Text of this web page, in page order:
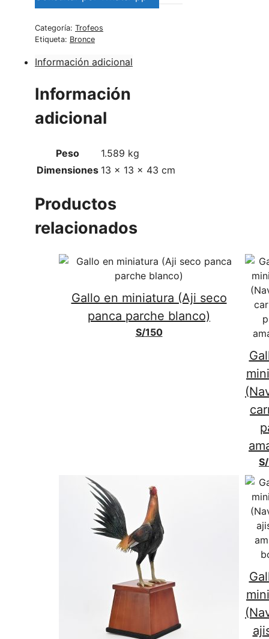
Categoría: Trofeos
Etiqueta: Bronce
Información adicional
Información
adicional
Peso
1.589 kg
Dimensiones 13 × 13 × 43 cm
Productos
relacionados
Gallo en miniatura (Aji seco
panca parche blanco)
S/150
S/